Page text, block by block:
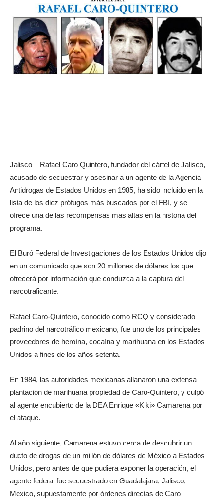
Jalisco – Rafael Caro Quintero, fundador del cártel de Jalisco,
acusado de secuestrar y asesinar a un agente de la Agencia
Antidrogas de Estados Unidos en 1985, ha sido incluido en la
lista de los diez prófugos más buscados por el FBI, y se
ofrece una de las recompensas más altas en la historia del
programa.
El Buró Federal de Investigaciones de los Estados Unidos dijo
en un comunicado que son 20 millones de dólares los que
ofrecerá por información que conduzca a la captura del
narcotraficante.
Rafael Caro-Quintero, conocido como RCQ y considerado
padrino del narcotráfico mexicano, fue uno de los principales
proveedores de heroína, cocaína y marihuana en los Estados
Unidos a fines de los años setenta.
En 1984, las autoridades mexicanas allanaron una extensa
plantación de marihuana propiedad de Caro-Quintero, y culpó
al agente encubierto de la DEA Enrique «Kiki» Camarena por
el ataque.
Al año siguiente, Camarena estuvo cerca de descubrir un
ducto de drogas de un millón de dólares de México a Estados
Unidos, pero antes de que pudiera exponer la operación, el
agente federal fue secuestrado en Guadalajara, Jalisco,
México, supuestamente por órdenes directas de Caro